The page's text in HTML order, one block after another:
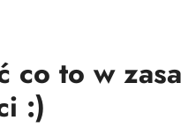
co to w
:)